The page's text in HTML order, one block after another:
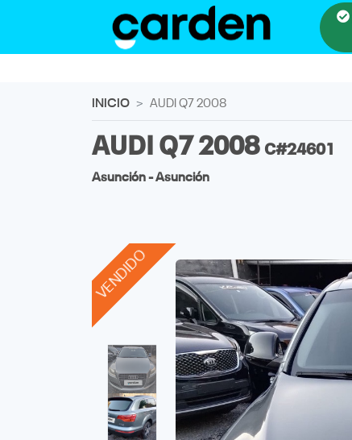
INICIO AUDI Q7 2008
AUDI Q7 2008 C#24601
Asunción - Asunción
VENDIDO